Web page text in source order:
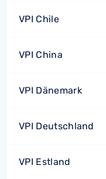
VPI Chile
VPI China
VPI Dänemark
VPI Deutschland
VPI Estland